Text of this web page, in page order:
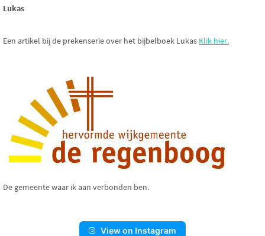
Lukas
Een artikel bij de prekenserie over het bijbelboek Lukas Klik hier.
De gemeente waar ik aan verbonden ben.
View on Instagram